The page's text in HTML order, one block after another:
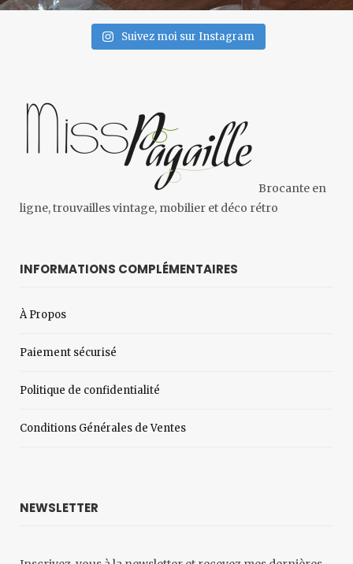
Suivez moi sur Instagram
Brocante en
ligne, trouvailles vintage, mobilier et déco rétro
INFORMATIONS COMPLÉMENTAIRES
À Propos
Paiement sécurisé
Politique de confidentialité
Conditions Générales de Ventes
NEWSLETTER